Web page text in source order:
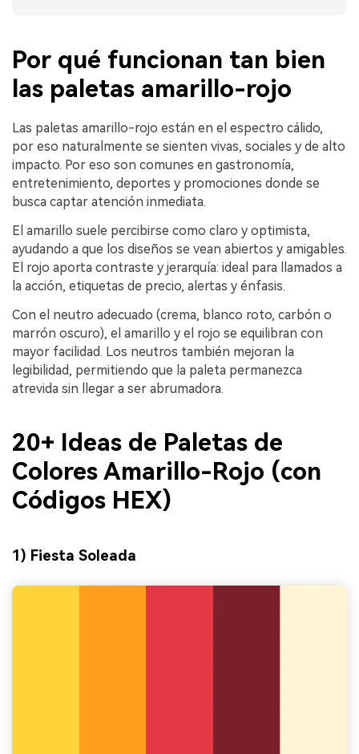
Por qué funcionan tan bien
las paletas amarillo-rojo
Las paletas amarillo-rojo están en el espectro cálido,
por eso naturalmente se sienten vivas, sociales y de alto
impacto. Por eso son comunes en gastronomía,
entretenimiento, deportes y promociones donde se
busca captar atención inmediata.
El amarillo suele percibirse como claro y optimista,
ayudando a que los diseños se vean abiertos y amigables.
El rojo aporta contraste y jerarquía: ideal para llamados a
la acción, etiquetas de precio, alertas y énfasis.
Con el neutro adecuado (crema, blanco roto, carbón o
marrón oscuro), el amarillo y el rojo se equilibran con
mayor facilidad. Los neutros también mejoran la
legibilidad, permitiendo que la paleta permanezca
atrevida sin llegar a ser abrumadora.
20+ Ideas de Paletas de
Colores Amarillo-Rojo (con
Códigos HEX)
1) Fiesta Soleada